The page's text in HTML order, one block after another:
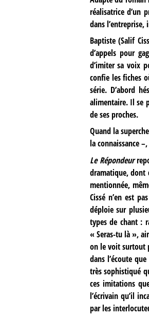
réalisatrice d’un
dans l’entreprise,
Baptiste (Salif
d’appels pour
d’imiter sa voix
confie les fiches
série. D’abord
alimentaire. Il se
de ses proches.
Quand la
la connaissance
Le Répondeur
dramatique, dont
mentionnée,
Cissé n’en est
déploie sur
types de chant :
« Seras-tu là »,
on le voit surtout
dans l’écoute
très sophistiqué
ces imitations
l’écrivain qu’il
par les